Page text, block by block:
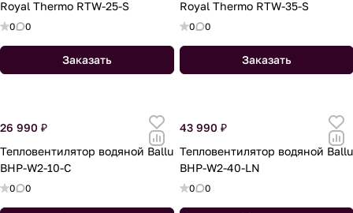
Royal Thermo RTW-25-S
0 0
Заказать
Royal Thermo RTW-35-S
0 0
Заказать
26 990 ₽
Тепловентилятор водяной Ballu
BHP-W2-10-C
0 0
43 990 ₽
Тепловентилятор водяной Ballu
BHP-W2-40-LN
0 0